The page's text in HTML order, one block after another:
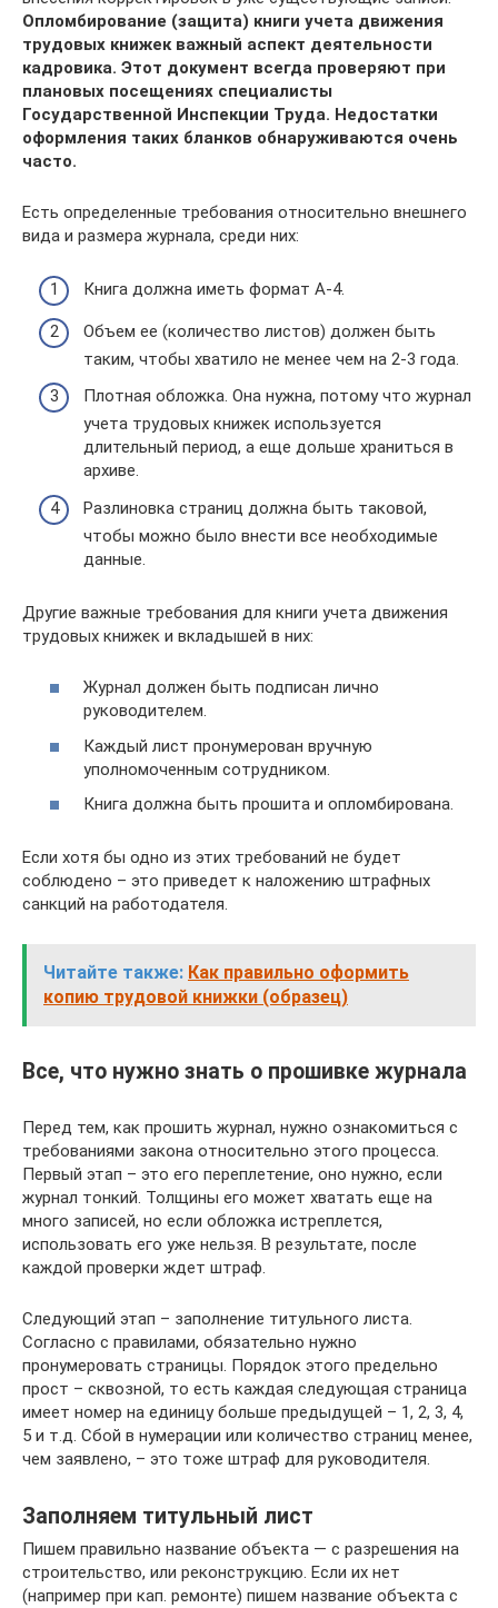
Опломбирование (защита) книги учета движения
трудовых книжек важный аспект деятельности
кадровика. Этот документ всегда проверяют при
плановых посещениях специалисты
Государственной Инспекции Труда. Недостатки
оформления таких бланков обнаруживаются очень
часто.
Есть определенные требования относительно внешнего
вида и размера журнала, среди них:
Книга должна иметь формат А-4.
Объем ее (количество листов) должен быть
таким, чтобы хватило не менее чем на 2-3 года.
Плотная обложка. Она нужна, потому что журнал
учета трудовых книжек используется
длительный период, а еще дольше храниться в
архиве.
Разлиновка страниц должна быть таковой,
чтобы можно было внести все необходимые
данные.
Другие важные требования для книги учета движения
трудовых книжек и вкладышей в них:
Журнал должен быть подписан лично
руководителем.
Каждый лист пронумерован вручную
уполномоченным сотрудником.
Книга должна быть прошита и опломбирована.
Если хотя бы одно из этих требований не будет
соблюдено – это приведет к наложению штрафных
санкций на работодателя.
Читайте также: Как правильно оформить
копию трудовой книжки (образец)
Все, что нужно знать о прошивке журнала
Перед тем, как прошить журнал, нужно ознакомиться с
требованиями закона относительно этого процесса.
Первый этап – это его переплетение, оно нужно, если
журнал тонкий. Толщины его может хватать еще на
много записей, но если обложка истреплется,
использовать его уже нельзя. В результате, после
каждой проверки ждет штраф.
Следующий этап – заполнение титульного листа.
Согласно с правилами, обязательно нужно
пронумеровать страницы. Порядок этого предельно
прост – сквозной, то есть каждая следующая страница
имеет номер на единицу больше предыдущей – 1, 2, 3, 4,
5 и т.д. Сбой в нумерации или количество страниц менее,
чем заявлено, – это тоже штраф для руководителя.
Заполняем титульный лист
Пишем правильно название объекта — с разрешения на
строительство, или реконструкцию. Если их нет
(например при кап. ремонте) пишем название объекта с